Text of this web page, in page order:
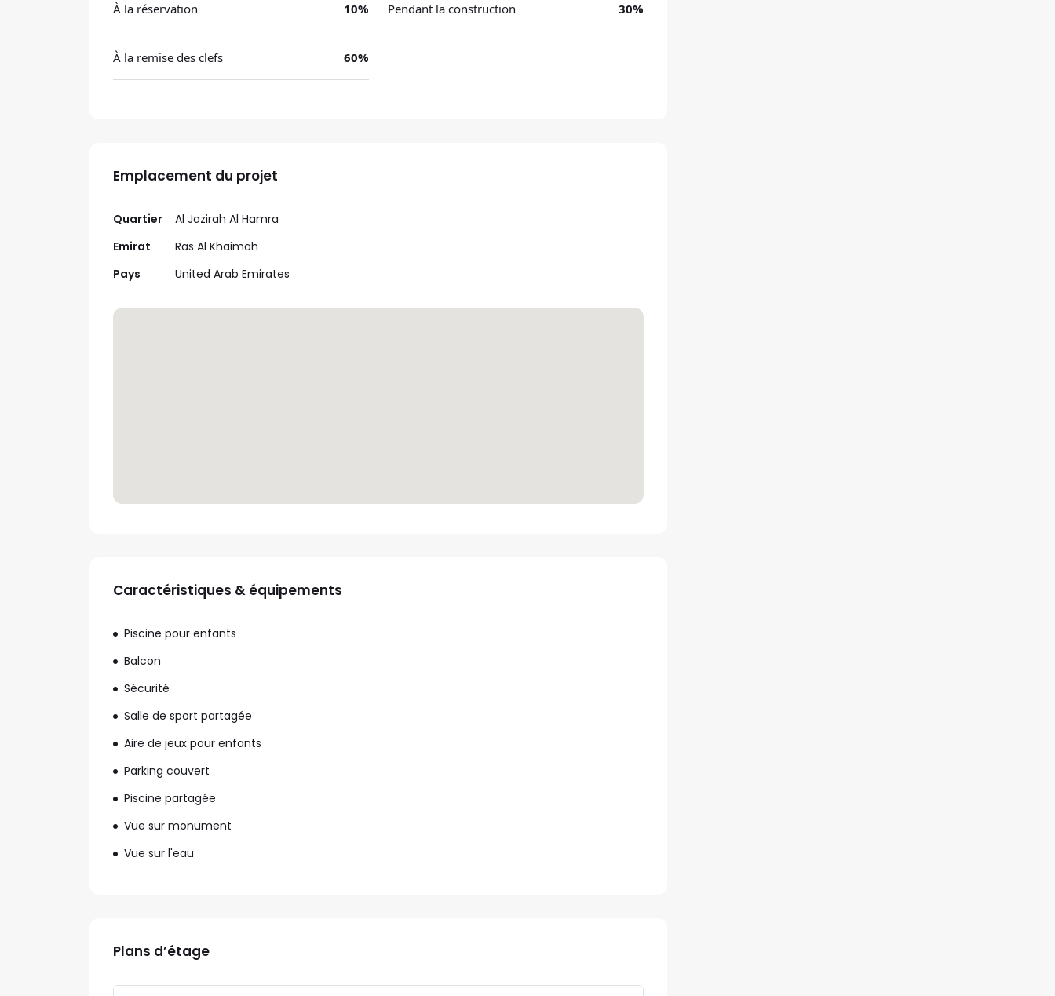
À la réservation 10% Pendant la construction 30%
À la remise des clefs 60%
Emplacement du projet
Quartier
Emirat
Pays
Al Jazirah Al Hamra
Ras Al Khaimah
United Arab Emirates
Caractéristiques & équipements
Piscine pour enfants
Balcon
Sécurité
Salle de sport partagée
Aire de jeux pour enfants
Parking couvert
Piscine partagée
Vue sur monument
Vue sur l'eau
Plans d’étage